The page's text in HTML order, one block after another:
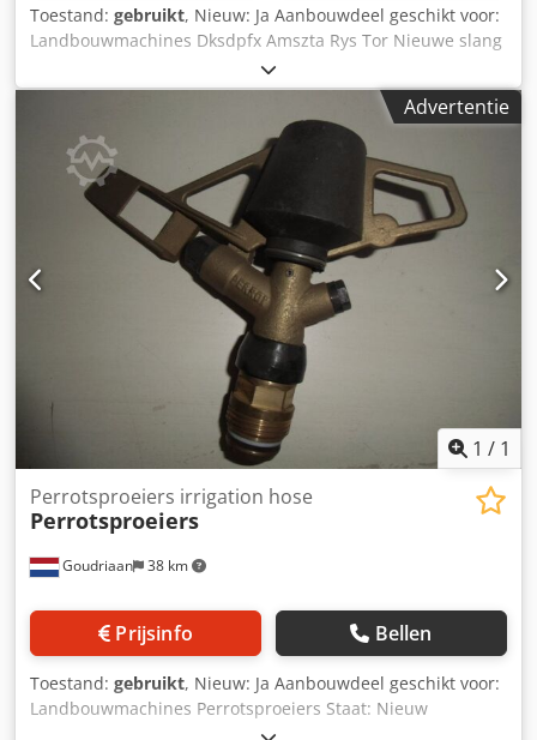
Toestand: gebruikt, Nieuw: Ja Aanbouwdeel geschikt voor:
Landbouwmachines Dksdpfx Amszta Rys Tor Nieuwe slang
6" plat oprolbar Diverse lengtes Extra opvallend door de
gele kleur! Waaronder 5, 8, 10, 24, en 25 meter Andere
Advertentie
1 / 1
Goudriaan 38 km
Perrotsproeiers irrigation hose
Perrotsproeiers
Prijsinfo Bellen
Toestand: gebruikt, Nieuw: Ja Aanbouwdeel geschikt voor:
Landbouwmachines Perrotsproeiers Staat: Nieuw